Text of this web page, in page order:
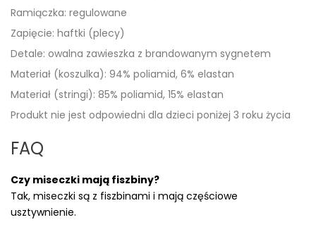
Ramiączka: regulowane
Zapięcie: haftki (plecy)
Detale: owalna zawieszka z brandowanym sygnetem
Materiał (koszulka): 94% poliamid, 6% elastan
Materiał (stringi): 85% poliamid, 15% elastan
Produkt nie jest odpowiedni dla dzieci poniżej 3 roku życia
FAQ
Czy miseczki mają fiszbiny?
Tak, miseczki są z fiszbinami i mają częściowe
usztywnienie.